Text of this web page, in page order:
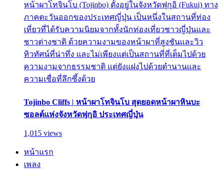
หน้าผาโทจินโบ (Tojinbo) ตั้งอยู่ในจังหวัดฟุกุอิ (Fukui) ทาง
ภาคตะวันออกของประเทศญี่ปุ่น เป็นหนึ่งในสถานที่ท่อง
เที่ยวที่ได้รับความนิยมจากทั้งนักท่องเที่ยวชาวญี่ปุ่นและ
ชาวต่างชาติ ด้วยความงามของหน้าผาที่สูงชันและวิว
ทิวทัศน์ที่น่าทึ่ง และไม่เพียงแต่เป็นสถานที่ที่เต็มไปด้วย
ความงามจากธรรมชาติ แต่ยังแฝงไปด้วยตำนานและ
ความเชื่อที่ลึกซึ้งด้วย
Tojinbo Cliffs | หน้าผาโทจินโบ สุดยอดหน้าผาหินบะ
ซอลต์แห่งจังหวัดฟุกุอิ ประเทศญี่ปุ่น
1,015 views
หน้าแรก
เพลง